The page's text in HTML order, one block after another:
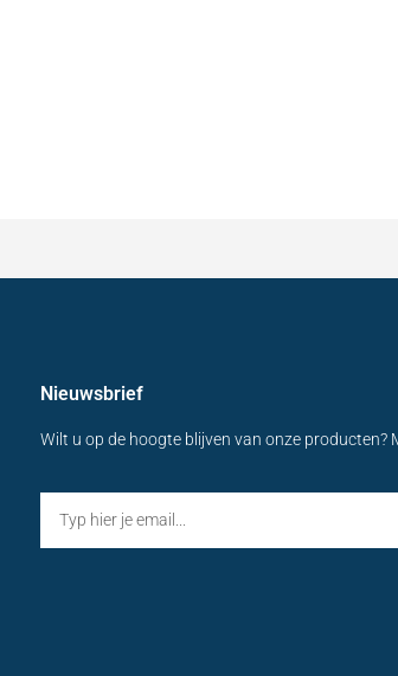
Nieuwsbrief
Wilt u op de hoogte blijven van onze producten?